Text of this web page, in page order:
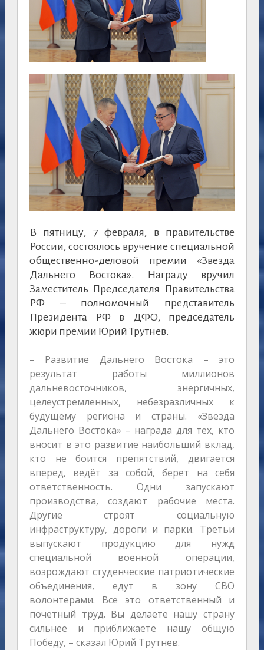
В пятницу, 7 февраля, в правительстве
России, состоялось вручение специальной
общественно-деловой премии «Звезда
Дальнего Востока». Награду вручил
Заместитель Председателя Правительства
РФ – полномочный представитель
Президента РФ в ДФО, председатель
жюри премии Юрий Трутнев.
– Развитие Дальнего Востока – это
результат работы миллионов
дальневосточников, энергичных,
целеустремленных, небезразличных к
будущему региона и страны. «Звезда
Дальнего Востока» – награда для тех, кто
вносит в это развитие наибольший вклад,
кто не боится препятствий, двигается
вперед, ведёт за собой, берет на себя
ответственность. Одни запускают
производства, создают рабочие места.
Другие строят социальную
инфраструктуру, дороги и парки. Третьи
выпускают продукцию для нужд
специальной военной операции,
возрождают студенческие патриотические
объединения, едут в зону СВО
волонтерами. Все это ответственный и
почетный труд. Вы делаете нашу страну
сильнее и приближаете нашу общую
Победу, – сказал Юрий Трутнев.